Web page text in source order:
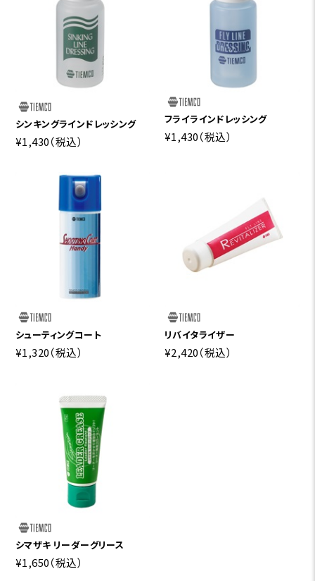
シンキングラインドレッシング
¥1,430（税込）
フライラインドレッシング
¥1,430（税込）
シューティングコート
¥1,320（税込）
リバイタライザー
¥2,420（税込）
シマザキ リーダーグリース
¥1,650（税込）